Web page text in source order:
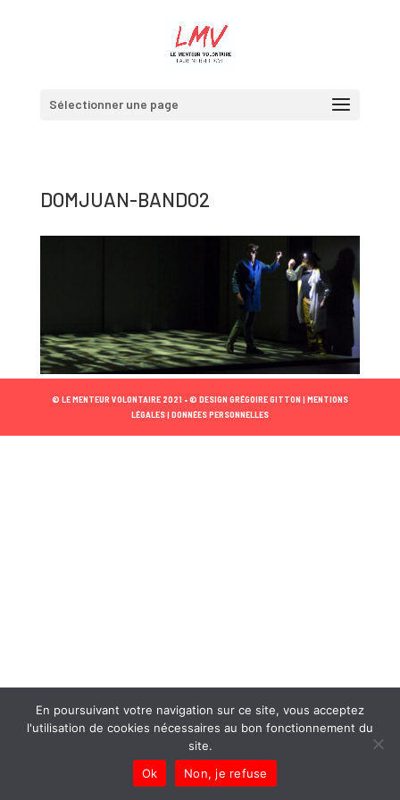
Sélectionner une page
DOMJUAN-BANDO2
© LE MENTEUR VOLONTAIRE 2021 •© DESIGN GRÉGOIRE GITTON | MENTIONS
LÉGALES | DONNÉES PERSONNELLES
En poursuivant votre navigation sur ce site, vous acceptez
l'utilisation de cookies nécessaires au bon fonctionnement du
site.
Ok
Non, je refuse